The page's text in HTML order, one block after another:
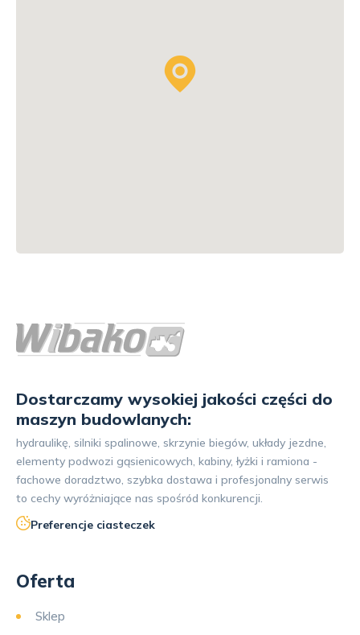
Dostarczamy wysokiej jakości części do
maszyn budowlanych:
hydraulikę, silniki spalinowe, skrzynie biegów, układy jezdne,
elementy podwozi gąsienicowych, kabiny, łyżki i ramiona -
fachowe doradztwo, szybka dostawa i profesjonalny serwis
to cechy wyróżniające nas spośród konkurencji.
Preferencje ciasteczek
Oferta
Sklep